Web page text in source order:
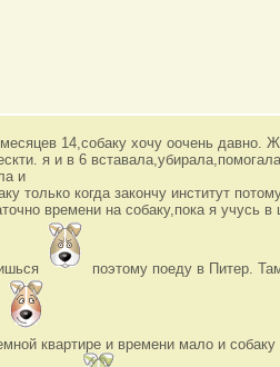
14,собаку хочу оочень
я и в 6
и
только когда закончу институт
времени на собаку,пока я учусь
поэтому поеду в Питер.
квартире и времени мало и